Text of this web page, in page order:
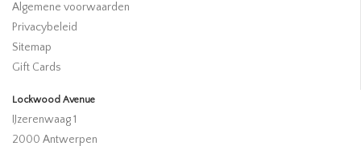
Algemene voorwaarden
Privacybeleid
Sitemap
Gift Cards
Lockwood Avenue
IJzerenwaag 1
2000 Antwerpen